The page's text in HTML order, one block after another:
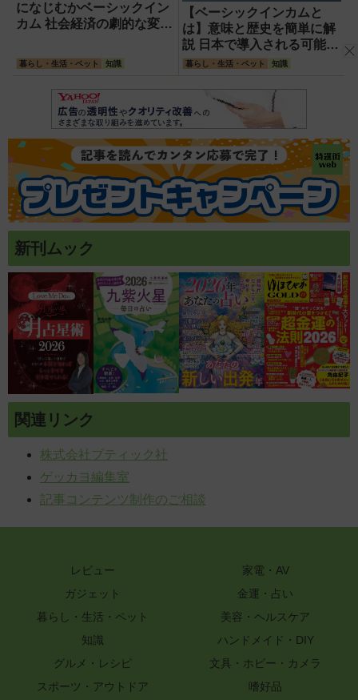
になじむかベーシックイン
カム 社会経済の劇的な変化
暮らし・生活・ペット 知識
【ベーシックインカムと
は】意味と歴史を簡単に解
説 日本で導入される可能性
は?議論が進まないのはな
暮らし・生活・ペット 知識
新刊ムック
関連リンク
株式会社ブティック社
ゲッカヨ編集室
記事コンテンツ制作のご相談
レビュー
家電・AV
ガジェット
金運・占い
暮らし・生活・ペット
美容・ヘルスケア
知識
ハンドメイド・DIY
グルメ・レシピ
文具・ホビー・カメラ
スポーツ・アウトドア
嗜好品